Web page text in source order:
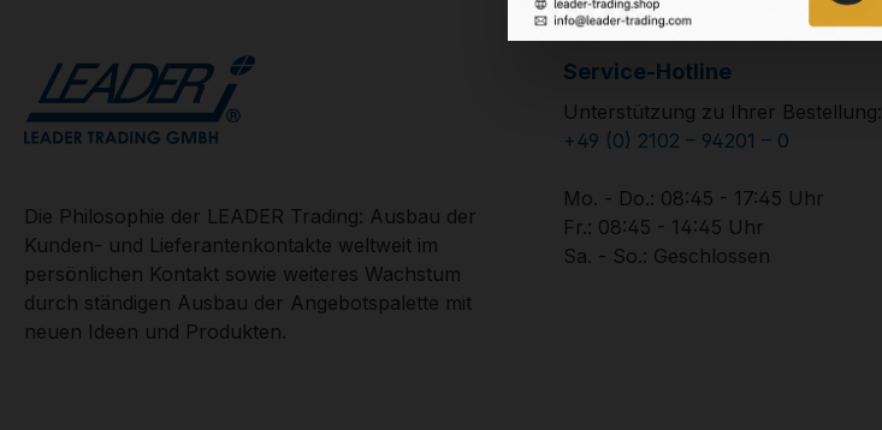
Die Philosophie der LEADER Trading: Ausbau der
Kunden- und Lieferantenkontakte weltweit im
persönlichen Kontakt sowie weiteres Wachstum
durch ständigen Ausbau der Angebotspalette mit
neuen Ideen und Produkten.
Service-Hotline
Unterstützung zu Ihrer Bestellung:
+49 (0) 2102 – 94201 – 0
Mo. - Do.: 08:45 - 17:45 Uhr
Fr.: 08:45 - 14:45 Uhr
Sa. - So.: Geschlossen